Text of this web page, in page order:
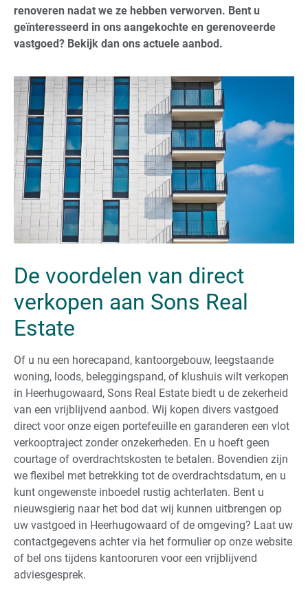
renoveren nadat we ze hebben verworven. Bent u
geïnteresseerd in ons aangekochte en gerenoveerde
vastgoed? Bekijk dan ons actuele aanbod.
De voordelen van direct
verkopen aan Sons Real
Estate
Of u nu een horecapand, kantoorgebouw, leegstaande
woning, loods, beleggingspand, of klushuis wilt verkopen
in Heerhugowaard, Sons Real Estate biedt u de zekerheid
van een vrijblijvend aanbod. Wij kopen divers vastgoed
direct voor onze eigen portefeuille en garanderen een vlot
verkooptraject zonder onzekerheden. En u hoeft geen
courtage of overdrachtskosten te betalen. Bovendien zijn
we flexibel met betrekking tot de overdrachtsdatum, en u
kunt ongewenste inboedel rustig achterlaten. Bent u
nieuwsgierig naar het bod dat wij kunnen uitbrengen op
uw vastgoed in Heerhugowaard of de omgeving? Laat uw
contactgegevens achter via het formulier op onze website
of bel ons tijdens kantooruren voor een vrijblijvend
adviesgesprek.